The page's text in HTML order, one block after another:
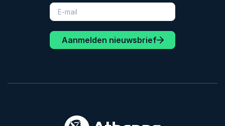
Aanmelden nieuwsbrief